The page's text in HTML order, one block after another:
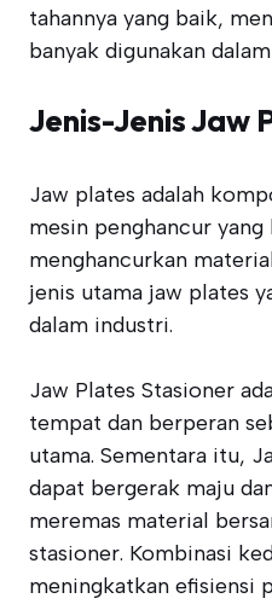
tahannya yang baik,
banyak digunakan
Jenis-Jenis Jaw
Jaw plates adalah
mesin penghancur
menghancurkan
jenis utama jaw plates
dalam industri.
Jaw Plates Stasioner
tempat dan berperan
utama. Sementara itu,
dapat bergerak maju
meremas material
stasioner. Kombinasi
meningkatkan efisiensi